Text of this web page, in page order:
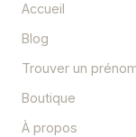
Accueil
Blog
Trouver un
Boutique
À propos